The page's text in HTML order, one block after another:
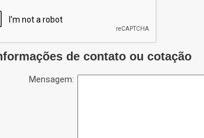
de contato ou cotação
Mensagem: